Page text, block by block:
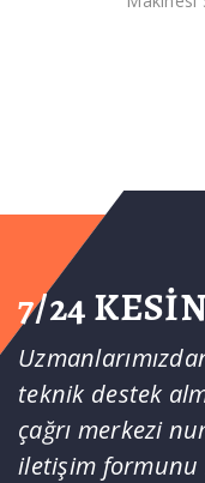
7/24
teknik destek
çağrı merkezi
iletişim formunu